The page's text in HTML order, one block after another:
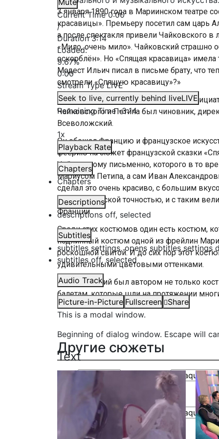
Mute
Current Time0:00
/
Duration3:14
Loaded:
9.67%
0:00
Stream TypeLIVE
Seek to live, currently behind liveLIVE
Remaining Time-3:14
1x
Playback Rate
Chapters
Chapters
Descriptions
descriptions off, selected
Subtitles
subtitles settings, opens subtitles settings
subtitles off, selected
Audio Track
Picture-in-Picture Fullscreen
Share
This is a modal window.
Beginning of dialog window. Escape will
Text
Color Transparency
Background
Transparency
Window
3 января 1890 года в Мариинском театре
красавицы». Премьеру посетил сам царь
а после спектакля привели Чайковского
«Мило, очень мило». Чайковский страшно
оскорблён». Но «Спящая красавица» имела
Модест Ильич писал в письме брату, что
смотрели «Спящую красавицу»?»
Невозможно представить себе, что
Чайковского и Петипа был чиновник,
Всеволожский.
Он обожал Францию и французское
феерию на сюжет французской сказки
Чайковскому письменно, которого в то
Мариусом Петипа, а сам Иван
сделал это очень красиво, с большим
этнографической точностью, и с таким
Франции.
Среди этих костюмов один есть костюм,
подлинный костюм одной из фрейлин
роскошной свитой. И до сих пор этот
удивительными цветовыми оттенками.
Всеволожский был автором не только
балетам, которые шли на протяжении
Другие сюжеты